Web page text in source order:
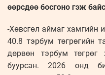
өөрсдөө босгоно гэж
-Хөвсгөл аймаг хамгийн
40.8 тэрбум төгрөгийн
дөрвөн тэрбум
буурсан. 2026 онд